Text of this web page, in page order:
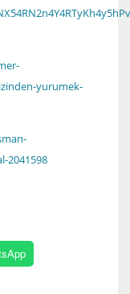
yurumek-
2041598